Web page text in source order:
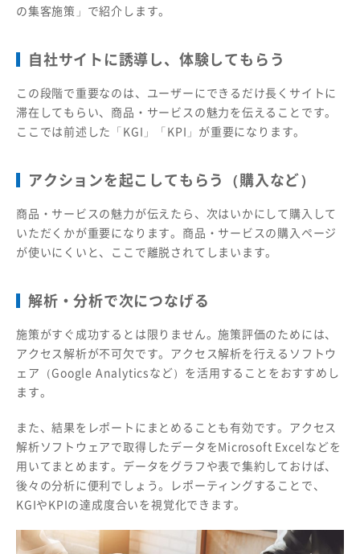
の集客施策」で紹介します。
自社サイトに誘導し、体験してもらう
この段階で重要なのは、ユーザーにできるだけ長くサイトに
滞在してもらい、商品・サービスの魅力を伝えることです。
ここでは前述した「KGI」「KPI」が重要になります。
アクションを起こしてもらう（購入など）
商品・サービスの魅力が伝えたら、次はいかにして購入して
いただくかが重要になります。商品・サービスの購入ページ
が使いにくいと、ここで離脱されてしまいます。
解析・分析で次につなげる
施策がすぐ成功するとは限りません。施策評価のためには、
アクセス解析が不可欠です。アクセス解析を行えるソフトウ
ェア（Google Analyticsなど）を活用することをおすすめし
ます。
また、結果をレポートにまとめることも有効です。アクセス
解析ソフトウェアで取得したデータをMicrosoft Excelなどを
用いてまとめます。データをグラフや表で集約しておけば、
後々の分析に便利でしょう。レポーティングすることで、
KGIやKPIの達成度合いを視覚化できます。